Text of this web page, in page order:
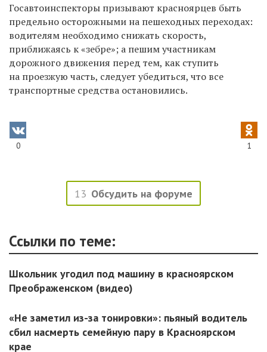
Госавтоинспекторы призывают красноярцев быть
предельно осторожными на пешеходных переходах:
водителям необходимо снижать скорость,
приближаясь к «зебре»; а пешим участникам
дорожного движения перед тем, как ступить
на проезжую часть, следует убедиться, что все
транспортные средства остановились.
0 1
13 Обсудить на форуме
Ссылки по теме:
Школьник угодил под машину в красноярском
Преображенском (видео)
«Не заметил из-за тонировки»: пьяный водитель
сбил насмерть семейную пару в Красноярском
крае